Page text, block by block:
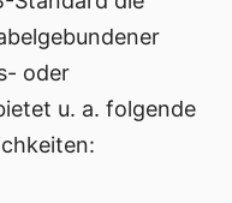
oder
u. a. folgende